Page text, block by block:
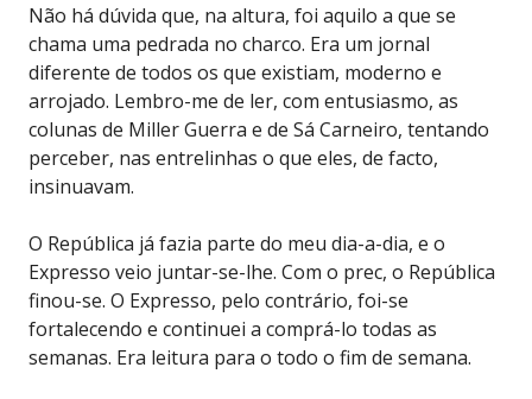
Não há dúvida que, na altura, foi aquilo a que se
chama uma pedrada no charco. Era um jornal
diferente de todos os que existiam, moderno e
arrojado. Lembro-me de ler, com entusiasmo, as
colunas de Miller Guerra e de Sá Carneiro, tentando
perceber, nas entrelinhas o que eles, de facto,
insinuavam.
O República já fazia parte do meu dia-a-dia, e o
Expresso veio juntar-se-lhe. Com o prec, o República
finou-se. O Expresso, pelo contrário, foi-se
fortalecendo e continuei a comprá-lo todas as
semanas. Era leitura para o todo o fim de semana.